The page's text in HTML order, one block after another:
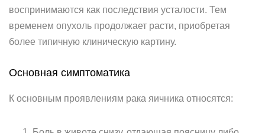
воспринимаются как последствия усталости. Тем
временем опухоль продолжает расти, приобретая
более типичную клиническую картину.
Основная симптоматика
К основным проявлениям рака яичника относятся: